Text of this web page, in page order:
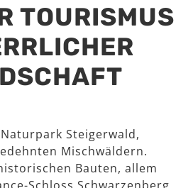
TOURISMUS
Steigerwald,
Mischwäldern.
Bauten, allem